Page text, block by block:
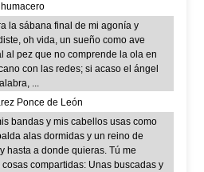
la sábana final de mi agonía y
oh vida, un sueño como ave
al pez que no comprende la ola en
con las redes; si acaso el ángel
...
Ponce de León
bandas y mis cabellos usas como
alas dormidas y un reino de
hasta a donde quieras. Tú me
compartidas: Unas buscadas y